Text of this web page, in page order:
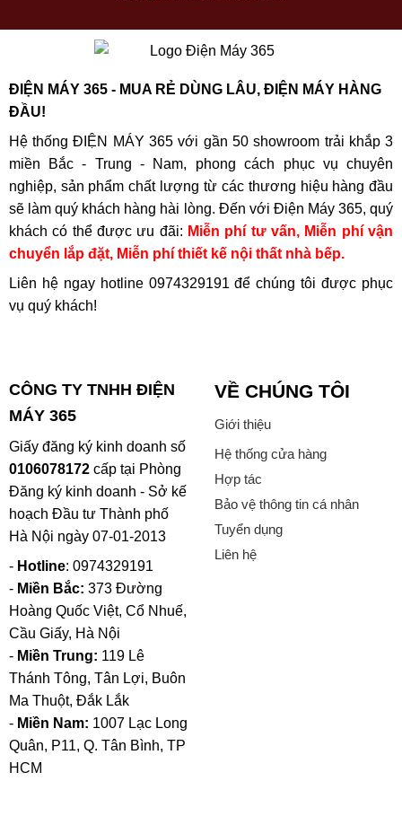
ĐIỆN MÁY 365 - MUA RẺ DÙNG LÂU, ĐIỆN MÁY HÀNG
ĐẦU!
Hệ thống ĐIỆN MÁY 365 với gần 50 showroom trải khắp 3
miền Bắc - Trung - Nam, phong cách phục vụ chuyên
nghiệp, sản phẩm chất lượng từ các thương hiệu hàng đầu
sẽ làm quý khách hàng hài lòng. Đến với Điện Máy 365, quý
khách có thể được ưu đãi: Miễn phí tư vấn, Miễn phí vận
chuyển lắp đặt, Miễn phí thiết kế nội thất nhà bếp.
Liên hệ ngay hotline 0974329191 để chúng tôi được phục
vụ quý khách!
CÔNG TY TNHH ĐIỆN
MÁY 365
Giấy đăng ký kinh doanh số
0106078172cấp tại Phòng
Đăng ký kinh doanh - Sở kế
hoạch Đầu tư Thành phố
Hà Nội ngày 07-01-2013
- Hotline: 0974329191
- Miền Bắc: 373 Đường
Hoàng Quốc Việt, Cổ Nhuế,
Cầu Giấy, Hà Nội
- Miền Trung: 119 Lê
Thánh Tông, Tân Lợi, Buôn
Ma Thuột, Đắk Lắk
- Miền Nam: 1007 Lạc Long
Quân, P11, Q. Tân Bình, TP
HCM
VỀ CHÚNG TÔI
Giới thiệu
Hệ thống cửa hàng
Hợp tác
Bảo vệ thông tin cá nhân
Tuyển dụng
Liên hệ